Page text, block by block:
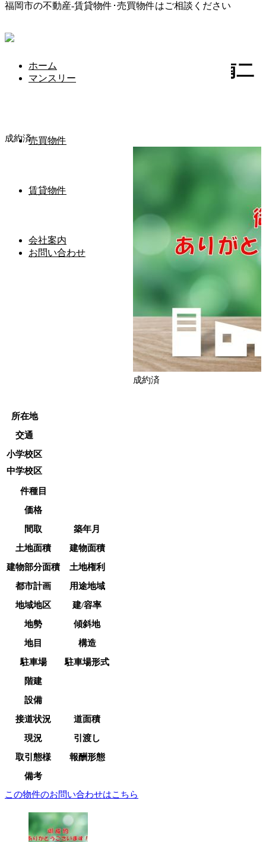
福岡市の不動産-賃貸物件･売買物件はご相談ください
ホーム
マンスリー
売買物件
賃貸物件
会社案内
お問い合わせ
【成約済】糸島市波多江駅南二
成約済
成約済
所在地
交通
小学校区
中学校区
件種目
価格
間取
築年月
土地面積
建物面積
建物部分面積
土地権利
都市計画
用途地域
地域地区
建/容率
地勢
傾斜地
地目
構造
駐車場
駐車場形式
階建
設備
接道状況
道面積
現況
引渡し
取引態様
報酬形態
備考
この物件のお問い合わせはこちら